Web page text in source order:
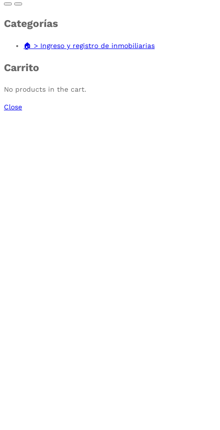
Categorías
🏠 > Ingreso y registro de inmobiliarias
Carrito
No products in the cart.
Close